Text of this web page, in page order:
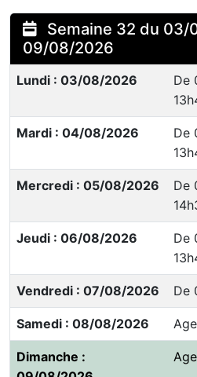
Semaine 32 du 03/
09/08/2026
Lundi : 03/08/2026
De
Mardi : 04/08/2026
De
Mercredi : 05/08/2026
De
Jeudi : 06/08/2026
De
Vendredi : 07/08/2026 De
Samedi : 08/08/2026
Dimanche :